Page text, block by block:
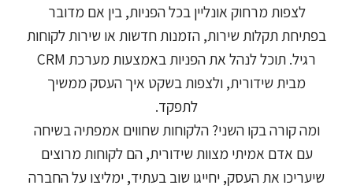
לצפות מרחוק אונליין בכל הפניות, בין אם מדובר
בפתיחת תקלות שירות, הזמנות חדשות או שירות לקוחות
רגיל. תוכל לנהל את הפניות באמצעות מערכת CRM
מבית שידורית, ולצפות בשקט איך העסק ממשיך
לתפקד.
ומה קורה בקו השני? הלקוחות שחווים אמפתיה בשיחה
עם אדם אמיתי מצוות שידורית, הם לקוחות מרוצים
שיעריכו את העסק, יחייגו שוב בעתיד, ימליצו על החברה